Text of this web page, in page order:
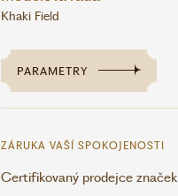
Khaki Field
PARAMETRY
ZÁRUKA VAŠÍ SPOKOJENOSTI
Certifikovaný prodejce značek